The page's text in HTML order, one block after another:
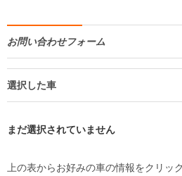
お問い合わせフォーム
選択した車
まだ選択されていません
上の表からお好みの車の情報をクリッ